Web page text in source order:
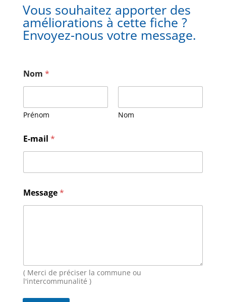
Vous souhaitez apporter des
améliorations à cette fiche ?
Envoyez-nous votre message.
Nom *
Prénom Nom
e
s
a
e
E
-
o
m
E-mail *
Message*
( Merci de préciser la commune ou
l'intercommunalité )